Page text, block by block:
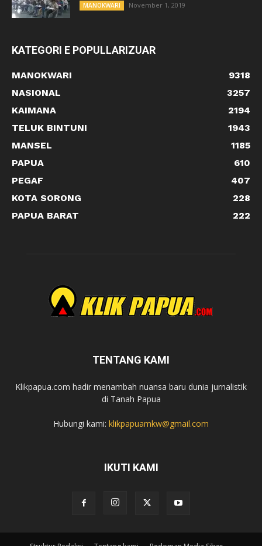
MANOKWARI November 1, 2019
KATEGORI E POPULLARIZUAR
MANOKWARI
9318
NASIONAL
3257
KAIMANA
2194
TELUK BINTUNI
1943
MANSEL
1185
PAPUA
610
PEGAF
407
KOTA SORONG
228
PAPUA BARAT
222
TENTANG KAMI
Klikpapua.com hadir menambah nuansa baru dunia jurnalistik
di Tanah Papua
Hubungi kami: klikpapuamkw@gmail.com
IKUTI KAMI